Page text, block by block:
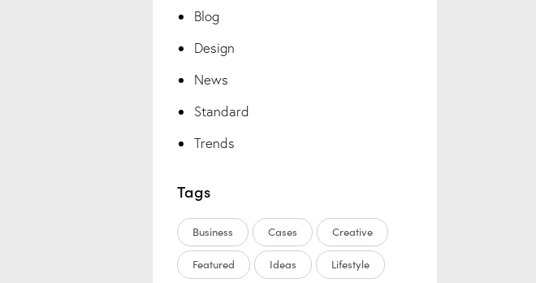
Blog
Design
News
Standard
Trends
Tags
Business Cases Creative
Featured Ideas Lifestyle